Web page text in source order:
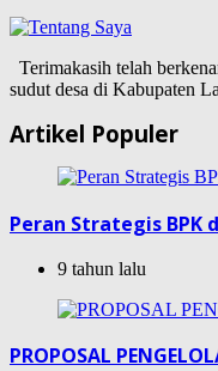
Terimakasih telah
sudut desa di Kabupaten
Artikel Populer
Peran Strategis BPK
9 tahun lalu
PROPOSAL